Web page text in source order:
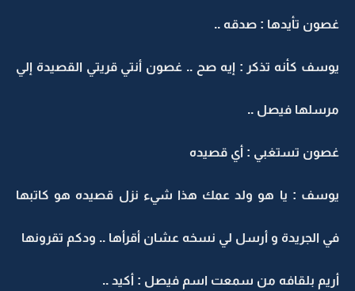
غصون تأيدها : صدقه ..
يوسف كأنه تذكر : إيه صح .. غصون أنتي قريتي القصيدة إلي
مرسلها فيصل ..
غصون تستغبي : أي قصيده
يوسف : يا هو ولد عمك هذا شيء نزل قصيده هو كاتبها
في الجريدة و أرسل لي نسخه عشان أقرأها .. ودكم تقرونها
أريم بلقافه من سمعت اسم فيصل : أكيد ..